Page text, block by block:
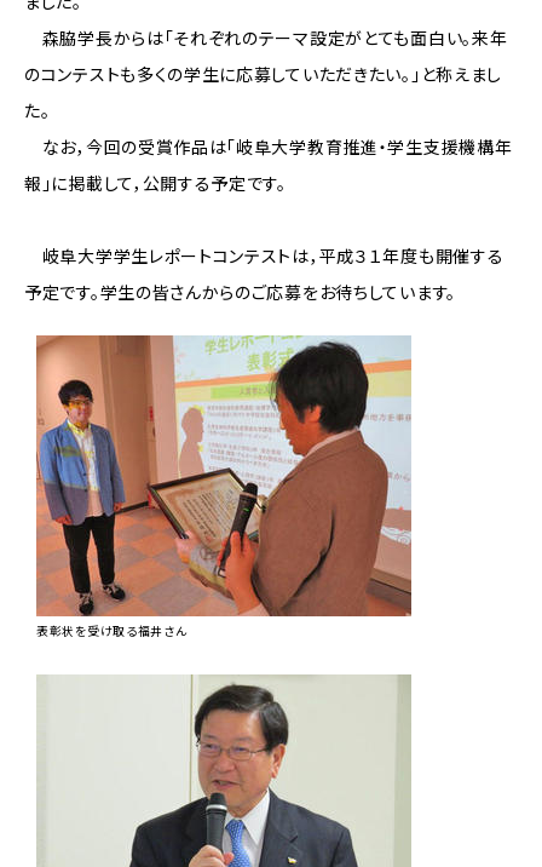
森脇学長からは「それぞれのテーマ設定がとても面白い。来年
のコンテストも多くの学生に応募していただきたい。」と称えまし
た。
なお，今回の受賞作品は「岐阜大学教育推進・学生支援機構年
報」に掲載して，公開する予定です。
岐阜大学学生レポートコンテストは，平成３１年度も開催する
予定です。学生の皆さんからのご応募をお待ちしています。
表彰状を受け取る福井さん